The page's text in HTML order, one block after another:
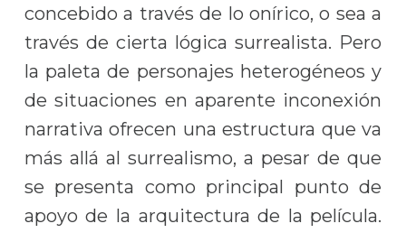
concebido a través de lo onírico, o sea a
través de cierta lógica surrealista. Pero
la paleta de personajes heterogéneos y
de situaciones en aparente inconexión
narrativa ofrecen una estructura que va
más allá al surrealismo, a pesar de que
se presenta como principal punto de
apoyo de la arquitectura de la película.